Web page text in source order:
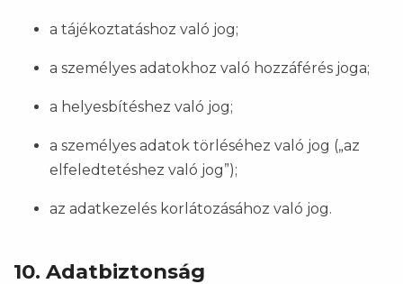
a tájékoztatáshoz való jog;
a személyes adatokhoz való hozzáférés joga;
a helyesbítéshez való jog;
a személyes adatok törléséhez való jog („az
elfeledtetéshez való jog”);
az adatkezelés korlátozásához való jog.
10. Adatbiztonság